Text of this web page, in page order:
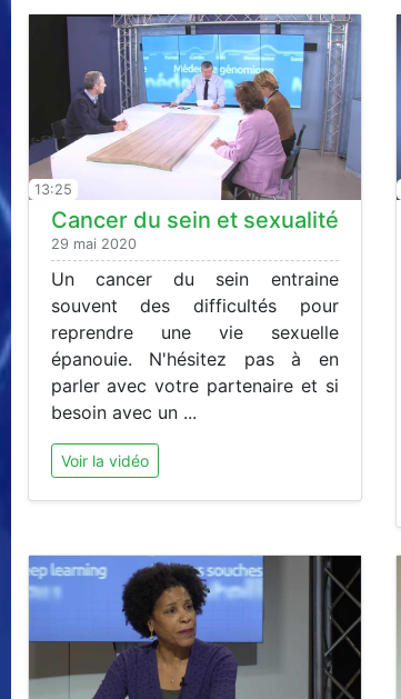
13:25
Cancer du sein et sexualité
29 mai 2020
Un cancer du sein entraine
souvent des difficultés pour
reprendre une vie sexuelle
épanouie. N'hésitez pas à en
parler avec votre partenaire et si
besoin avec un ...
Voir la vidéo